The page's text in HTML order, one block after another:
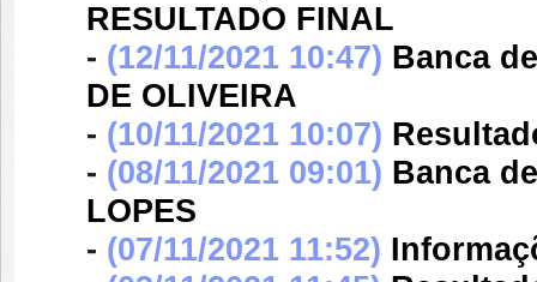
RESULTADO FINAL
- (12/11/2021 10:47) Banca
DE OLIVEIRA
- (10/11/2021 10:07)
- (08/11/2021 09:01) Banca
LOPES
- (07/11/2021 11:52)